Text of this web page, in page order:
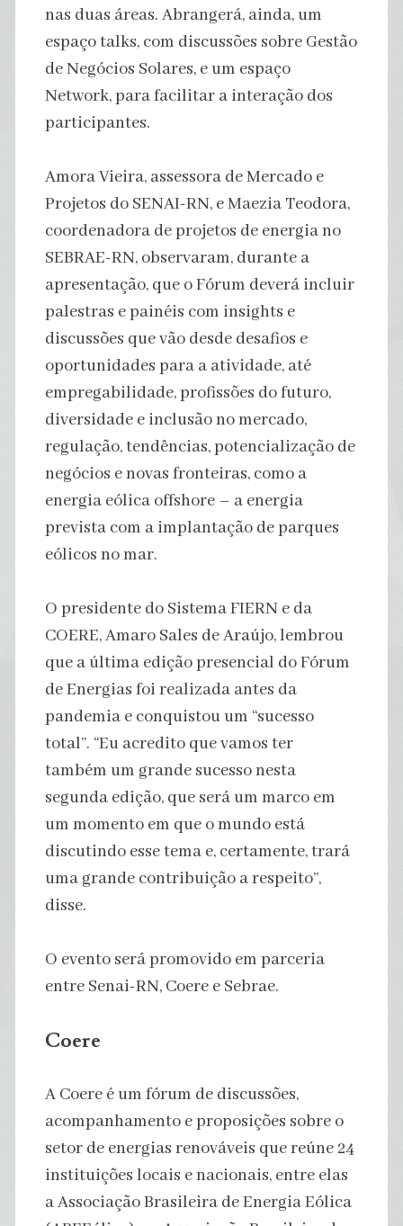
nas duas áreas. Abrangerá, ainda, um
espaço talks, com discussões sobre Gestão
de Negócios Solares, e um espaço
Network, para facilitar a interação dos
participantes.
Amora Vieira, assessora de Mercado e
Projetos do SENAI-RN, e Maezia Teodora,
coordenadora de projetos de energia no
SEBRAE-RN, observaram, durante a
apresentação, que o Fórum deverá incluir
palestras e painéis com insights e
discussões que vão desde desafios e
oportunidades para a atividade, até
empregabilidade, profissões do futuro,
diversidade e inclusão no mercado,
regulação, tendências, potencialização de
negócios e novas fronteiras, como a
energia eólica offshore – a energia
prevista com a implantação de parques
eólicos no mar.
O presidente do Sistema FIERN e da
COERE, Amaro Sales de Araújo, lembrou
que a última edição presencial do Fórum
de Energias foi realizada antes da
pandemia e conquistou um “sucesso
total”. “Eu acredito que vamos ter
também um grande sucesso nesta
segunda edição, que será um marco em
um momento em que o mundo está
discutindo esse tema e, certamente, trará
uma grande contribuição a respeito”,
disse.
O evento será promovido em parceria
entre Senai-RN, Coere e Sebrae.
Coere
A Coere é um fórum de discussões,
acompanhamento e proposições sobre o
setor de energias renováveis que reúne 24
instituições locais e nacionais, entre elas
a Associação Brasileira de Energia Eólica